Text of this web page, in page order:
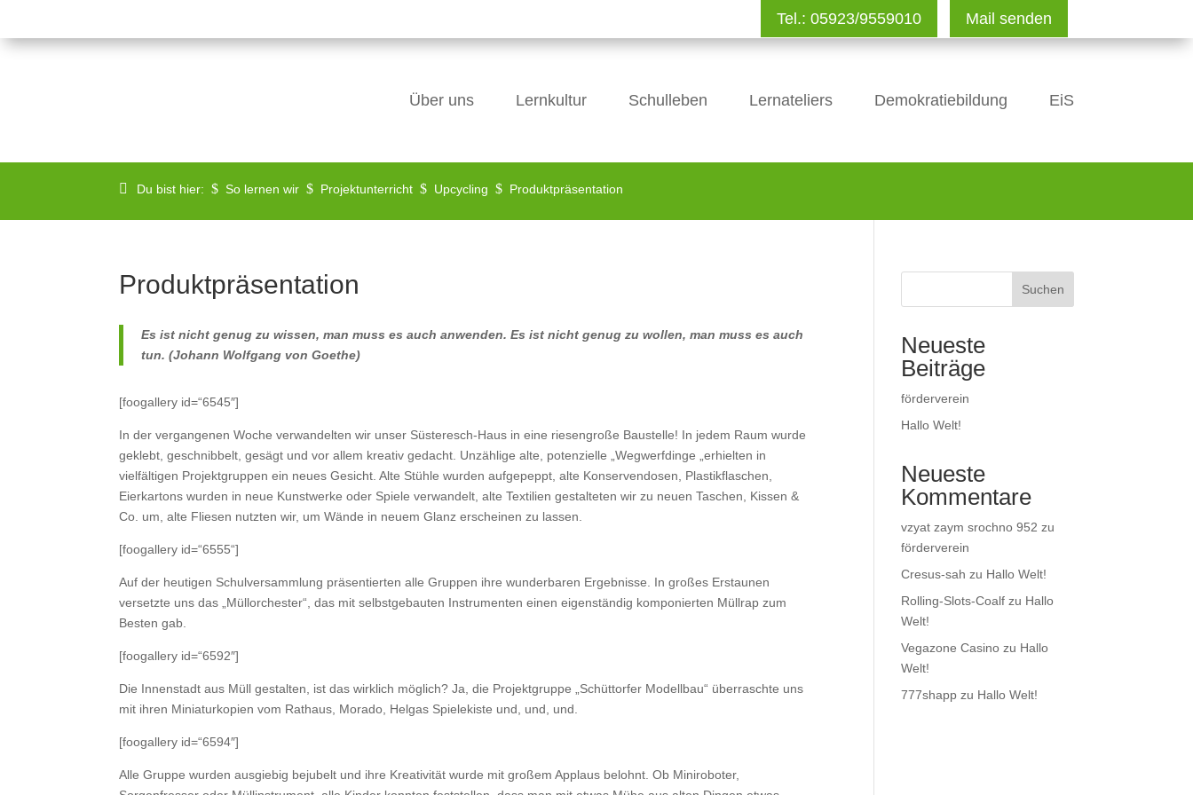
Tel.: 05923/9559010 Mail senden
Über uns Lernkultur Schulleben Lernateliers Demokratiebildung EiS
Du bist hier: $ So lernen wir $ Projektunterricht $ Upcycling $ Produktpräsentation
Produktpräsentation
Es ist nicht genug zu wissen, man muss es auch anwenden. Es ist nicht genug zu wollen, man muss es auch
tun. (Johann Wolfgang von Goethe)
[foogallery id=“6545″]
In der vergangenen Woche verwandelten wir unser Süsteresch-Haus in eine riesengroße Baustelle! In jedem Raum wurde
geklebt, geschnibbelt, gesägt und vor allem kreativ gedacht. Unzählige alte, potenzielle „Wegwerfdinge „erhielten in
vielfältigen Projektgruppen ein neues Gesicht. Alte Stühle wurden aufgepeppt, alte Konservendosen, Plastikflaschen,
Eierkartons wurden in neue Kunstwerke oder Spiele verwandelt, alte Textilien gestalteten wir zu neuen Taschen, Kissen &
Co. um, alte Fliesen nutzten wir, um Wände in neuem Glanz erscheinen zu lassen.
[foogallery id=“6555“]
Auf der heutigen Schulversammlung präsentierten alle Gruppen ihre wunderbaren Ergebnisse. In großes Erstaunen
versetzte uns das „Müllorchester“, das mit selbstgebauten Instrumenten einen eigenständig komponierten Müllrap zum
Besten gab.
[foogallery id=“6592″]
Die Innenstadt aus Müll gestalten, ist das wirklich möglich? Ja, die Projektgruppe „Schüttorfer Modellbau“ überraschte uns
mit ihren Miniaturkopien vom Rathaus, Morado, Helgas Spielekiste und, und, und.
[foogallery id=“6594″]
Alle Gruppe wurden ausgiebig bejubelt und ihre Kreativität wurde mit großem Applaus belohnt. Ob Miniroboter,
Suchen
Neueste
Beiträge
förderverein
Hallo Welt!
Neueste
Kommentare
vzyat zaym srochno 952 zu
förderverein
Cresus-sah zu Hallo Welt!
Rolling-Slots-Coalf zu Hallo
Welt!
Vegazone Casino zu Hallo
Welt!
777shapp zu Hallo Welt!